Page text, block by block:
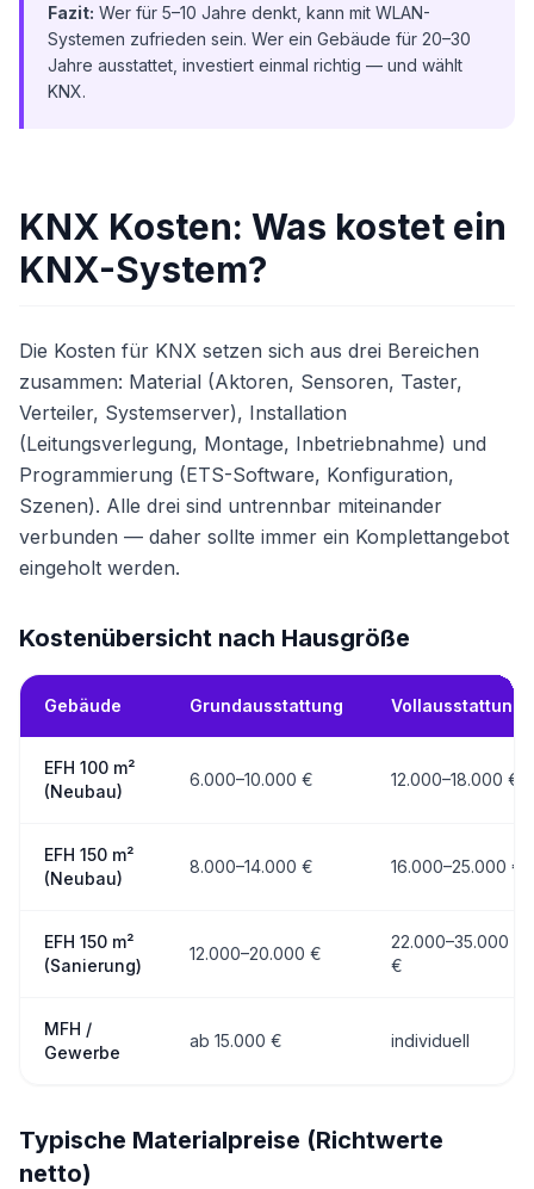
Fazit: Wer für 5–10 Jahre denkt, kann mit WLAN-
Systemen zufrieden sein. Wer ein Gebäude für 20–30
Jahre ausstattet, investiert einmal richtig — und wählt
KNX.
KNX Kosten: Was kostet ein
KNX-System?
Die Kosten für KNX setzen sich aus drei Bereichen
zusammen: Material (Aktoren, Sensoren, Taster,
Verteiler, Systemserver), Installation
(Leitungsverlegung, Montage, Inbetriebnahme) und
Programmierung (ETS-Software, Konfiguration,
Szenen). Alle drei sind untrennbar miteinander
verbunden — daher sollte immer ein Komplettangebot
eingeholt werden.
Kostenübersicht nach Hausgröße
Gebäude Grundausstattung Vollausstattung
EFH 100 m²
(Neubau)
6.000–10.000 € 12.000–18.000 €
EFH 150 m²
(Neubau)
8.000–14.000 € 16.000–25.000 €
EFH 150 m²
(Sanierung)
12.000–20.000 €
22.000–35.000
€
MFH /
Gewerbe
ab 15.000 € individuell
Typische Materialpreise (Richtwerte
netto)